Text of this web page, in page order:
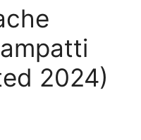
2024)